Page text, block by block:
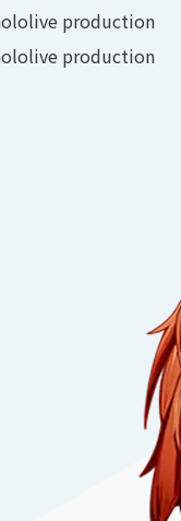
production
production